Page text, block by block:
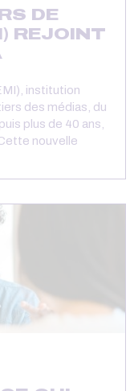
DE
REJOINT
institution
des médias, du
plus de 40 ans,
nouvelle